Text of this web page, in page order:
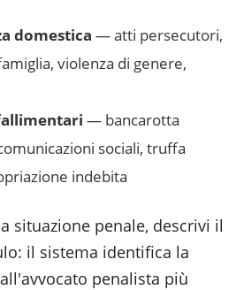
domestica — atti persecutori,
violenza di genere,
— bancarotta
sociali, truffa
indebita
situazione penale, descrivi il
il sistema identifica la
penalista più